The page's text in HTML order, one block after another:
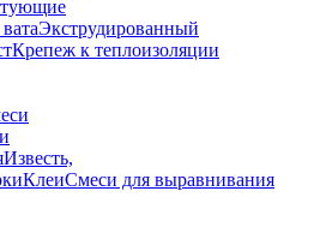
Экструдированный
Крепеж к теплоизоляции
Известь,
КлеиСмеси для выравнивания